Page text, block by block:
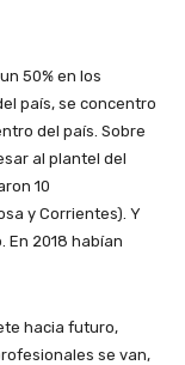
50% en los
país, se concentro
del país. Sobre
al plantel del
10
y Corrientes). Y
En 2018 habían
hacia futuro,
se van,